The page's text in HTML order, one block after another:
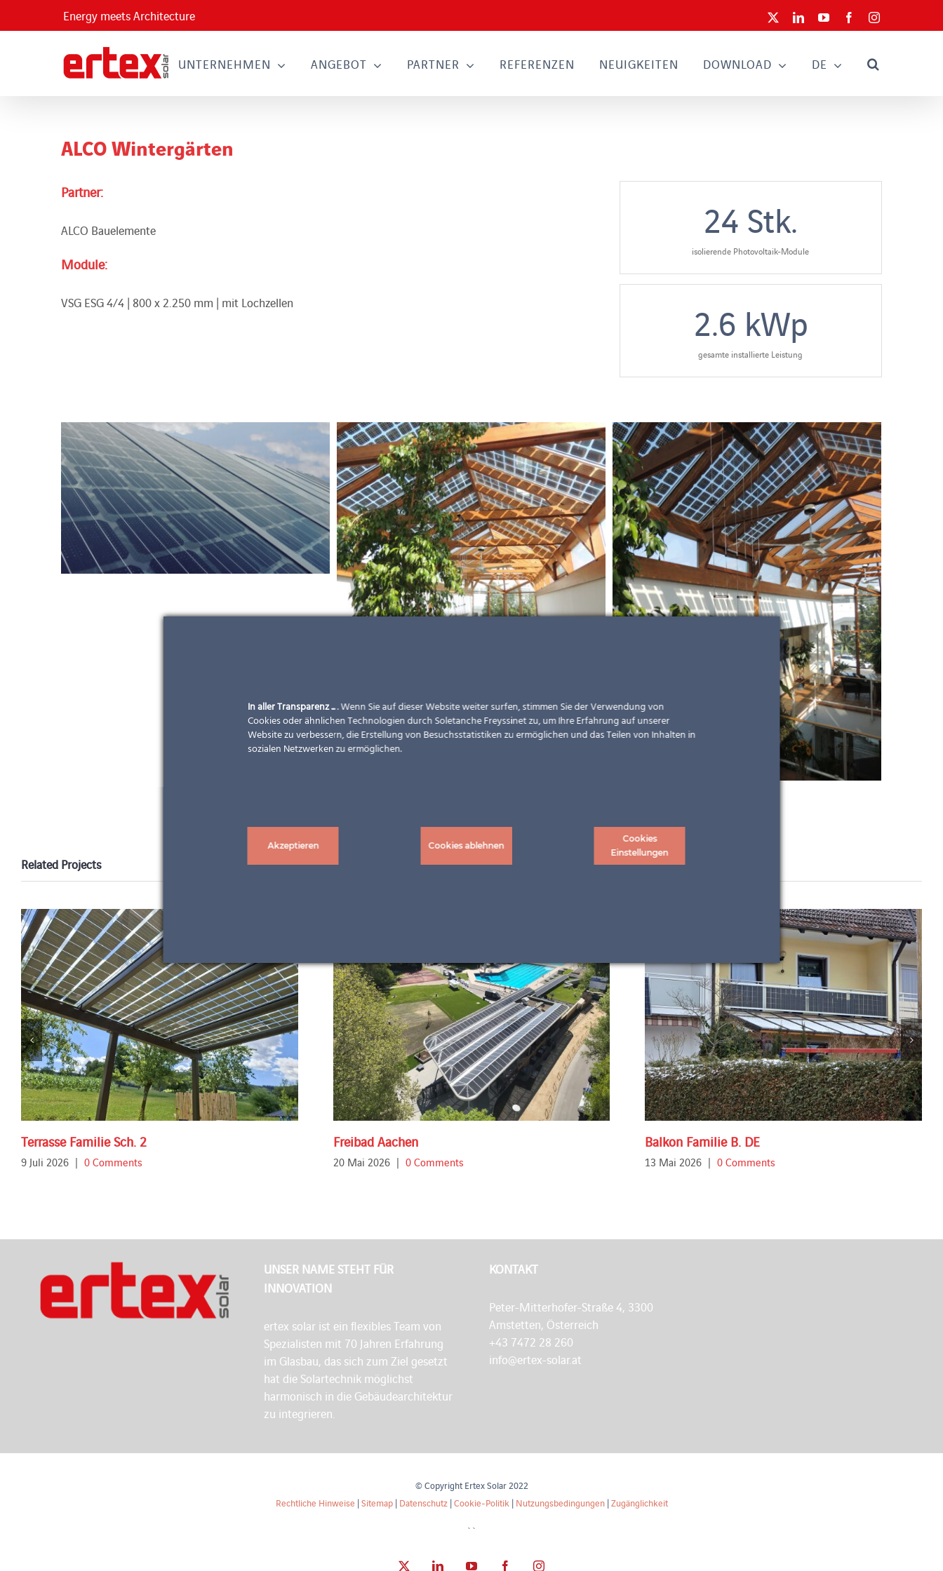
Energy meets Architecture LinkedInYouTubeFacebookInstagram
UNTERNEHMEN ANGEBOT PARTNER REFERENZEN NEUIGKEITEN DOWNLOAD DE
ALCO Wintergärten
Partner:
ALCO Bauelemente
Module:
VSG ESG 4/4 | 800 x 2.250 mm | mit Lochzellen
24 Stk.
isolierende Photovoltaik-Module
2.6 kWp
gesamte installierte Leistung
Related Projects
Terrasse Familie Sch. 2
9 Juli 2026 | 0 Comments
Freibad Aachen
20 Mai 2026 | 0 Comments
Balkon Familie B. DE
13 Mai 2026 | 0 Comments
UNSER NAME STEHT FÜR
INNOVATION
ertex solar ist ein flexibles Team von
Spezialisten mit 70 Jahren Erfahrung
im Glasbau, das sich zum Ziel gesetzt
hat die Solartechnik möglichst
harmonisch in die Gebäudearchitektur
zu integrieren.
KONTAKT
Peter-Mitterhofer-Straße 4, 3300
Amstetten, Österreich
+43 7472 28 260
info@ertex-solar.at
© Copyright Ertex Solar 2022
Rechtliche Hinweise |Sitemap| Datenschutz|Cookie-Politik| Nutzungsbedingungen|Zugänglichkeit
``
In aller Transparenz .... Wenn Sie auf dieser Website weiter surfen, stimmen Sie der Verwendung von
Cookies oder ähnlichen Technologien durch Soletanche Freyssinet zu, um Ihre Erfahrung auf unserer
Website zu verbessern, die Erstellung von Besuchsstatistiken zu ermöglichen und das Teilen von Inhalten in
sozialen Netzwerken zu ermöglichen.
Akzeptieren Cookies ablehnen
Cookies
Einstellungen